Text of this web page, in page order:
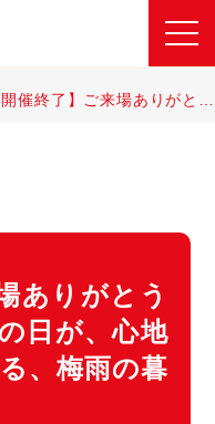
催終了】ご来場ありがとうございました｜雨の日が、心地いい。 平屋が変える、梅雨の暮らし体験
ありがとう
日が、心地
、梅雨の暮